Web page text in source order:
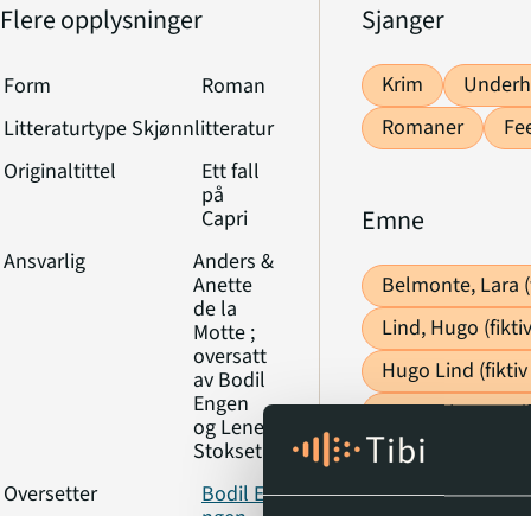
Travels, ledet av den geskjeftige Lara. Stemningen
gruppen nyter alt paradiset har å tilby. Men
når et lik blir funnet i vannet nedenfor den
Tiberio-klippen. Hvem er den døde, og hvorfor
en Belmonte Travels-brosjyre i lommen? Har en
seg inn i paradiset, og er det noen blant de
bare er der for å nyte livets goder?
Flere opplysninger
Form
Roman
Litteraturtype Skjønnlitteratur
Originaltittel
Ett fall
på
Capri
Ansvarlig
Anders &
Anette
de la
Motte ;
oversatt
av Bodil
Engen
og Lene
Stokseth
Oversetter
Bodil E
Sjanger
Krim
Romaner
Emne
Belmonte, Lara
Lind, Hugo
Hugo Lind
Lara Belmonte
Klassifikasjon